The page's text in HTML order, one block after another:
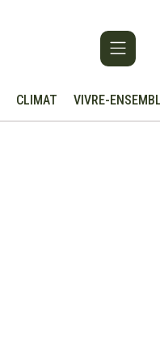
CLIMAT VIVRE-